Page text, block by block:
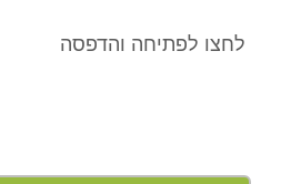
לחצו לפתיחה והדפסה